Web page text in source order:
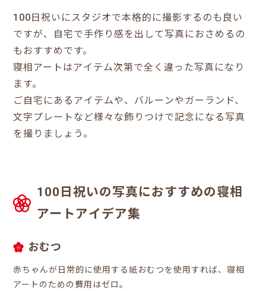
100日祝いにスタジオで本格的に撮影するのも良い
ですが、自宅で手作り感を出して写真におさめるの
もおすすめです。
寝相アートはアイテム次第で全く違った写真になり
ます。
ご自宅にあるアイテムや、バルーンやガーランド、
文字プレートなど様々な飾りつけで記念になる写真
を撮りましょう。
100日祝いの写真におすすめの寝相
アートアイデア集
おむつ
赤ちゃんが日常的に使用する紙おむつを使用すれば、寝相
アートのための費用はゼロ。